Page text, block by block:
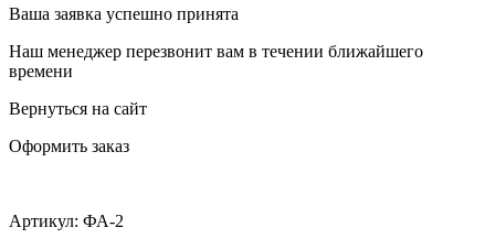
Ваша заявка успешно принята
Наш менеджер перезвонит вам в течении ближайшего
времени
Вернуться на сайт
Оформить заказ
Артикул: ФА-2